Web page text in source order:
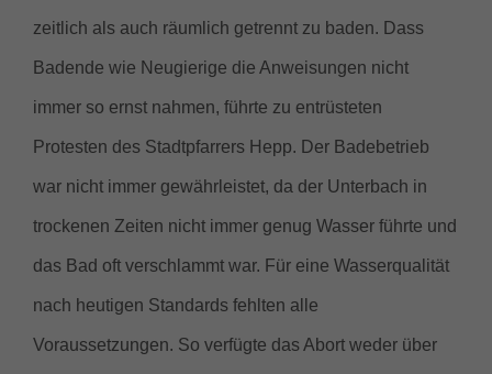
zeitlich als auch räumlich getrennt zu baden. Dass
Badende wie Neugierige die Anweisungen nicht
immer so ernst nahmen, führte zu entrüsteten
Protesten des Stadtpfarrers Hepp. Der Badebetrieb
war nicht immer gewährleistet, da der Unterbach in
trockenen Zeiten nicht immer genug Wasser führte und
das Bad oft verschlammt war. Für eine Wasserqualität
nach heutigen Standards fehlten alle
Voraussetzungen. So verfügte das Abort weder über